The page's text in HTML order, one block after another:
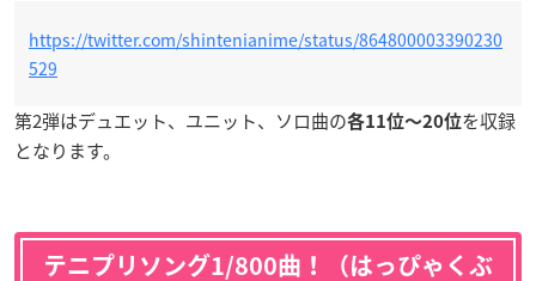
https://twitter.com/shintenianime/status/864800003390230
529
第2弾はデュエット、ユニット、ソロ曲の各11位〜20位を収録
となります。
テニプリソング1/800曲！（はっぴゃくぶ